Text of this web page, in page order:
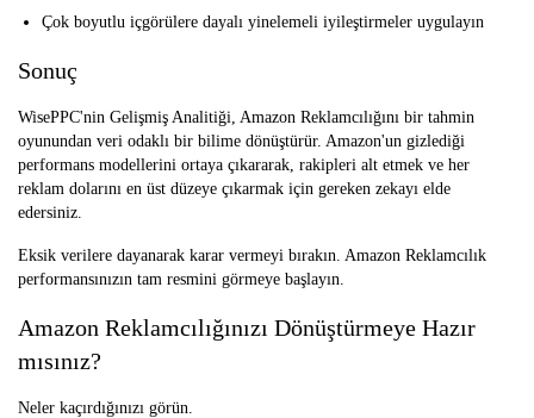
Çok boyutlu içgörülere dayalı yinelemeli iyileştirmeler uygulayın
Sonuç
WisePPC'nin Gelişmiş Analitiği, Amazon Reklamcılığını bir tahmin
oyunundan veri odaklı bir bilime dönüştürür. Amazon'un gizlediği
performans modellerini ortaya çıkararak, rakipleri alt etmek ve her
reklam dolarını en üst düzeye çıkarmak için gereken zekayı elde
edersiniz.
Eksik verilere dayanarak karar vermeyi bırakın. Amazon Reklamcılık
performansınızın tam resmini görmeye başlayın.
Amazon Reklamcılığınızı Dönüştürmeye Hazır
mısınız?
Neler kaçırdığınızı görün.